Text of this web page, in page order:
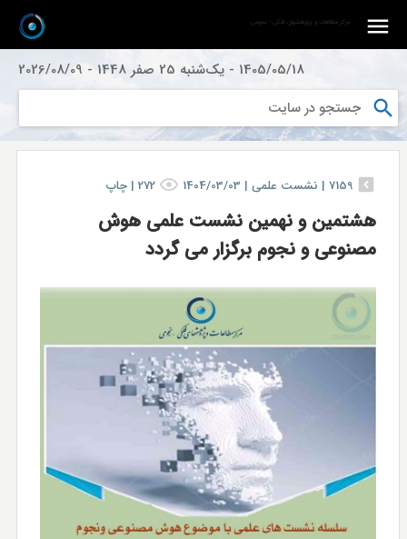
1405/05/18
- یک‌شنبه 25 صفر 1448 -
2026/08/09
مرکز مطالعات و پژوهشهای فلکی - نجومی
7159
| نشست علمی | 1404/03/03
272
| چاپ
هشتمین و نهمین نشست علمی هوش
مصنوعی و نجوم برگزار می گردد